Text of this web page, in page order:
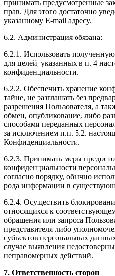
принимать предусмотренные
прав. Для этого достаточно
указанному E-mail адресу.
6.2. Администрация обязана:
6.2.1. Использовать
для целей, указанных в п. 4
конфиденциальности.
6.2.2. Обеспечить хранение
тайне, не разглашать без
разрешения Пользователя, а
обмен, опубликование, либо
способами переданных
за исключением п.п. 5.2.
Конфиденциальности.
6.2.3. Принимать меры
конфиденциальности
согласно порядку, обычно
рода информации в
6.2.4. Осуществить
относящихся к
обращения или запроса
представителя либо
субъектов персональных
случае выявления
неправомерных действий.
7. Ответственность сторон